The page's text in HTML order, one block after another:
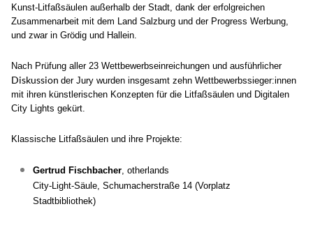
Kunst-Litfaßsäulen außerhalb der Stadt, dank der erfolgreichen
Zusammenarbeit mit dem Land Salzburg und der Progress Werbung,
und zwar in Grödig und Hallein.
Nach Prüfung aller 23 Wettbewerbseinreichungen und ausführlicher
Diskussion der Jury wurden insgesamt zehn Wettbewerbssieger:innen
mit ihren künstlerischen Konzepten für die Litfaßsäulen und Digitalen
City Lights gekürt.
Klassische Litfaßsäulen und ihre Projekte:
Gertrud Fischbacher, otherlands
City-Light-Säule, Schumacherstraße 14 (Vorplatz
Stadtbibliothek)